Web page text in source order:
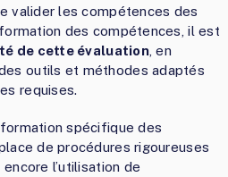
valider les compétences des
des compétences, il est
de cette évaluation, en
outils et méthodes adaptés
requises.
spécifique des
de procédures rigoureuses
l’utilisation de